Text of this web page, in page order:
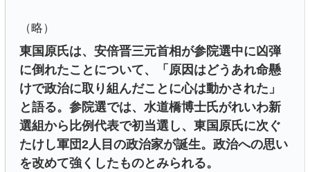
（略）
東国原氏は、安倍晋三元首相が参院選中に凶弾
に倒れたことについて、「原因はどうあれ命懸
けで政治に取り組んだことに心は動かされた」
と語る。参院選では、水道橋博士氏がれいわ新
選組から比例代表で初当選し、東国原氏に次ぐ
たけし軍団2人目の政治家が誕生。政治への思い
を改めて強くしたものとみられる。